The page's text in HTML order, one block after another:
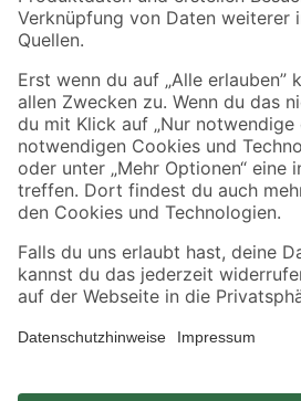
Sicher einkaufen
Jetzt die toom-App herunterladen
Alle Preisangaben in EUR inkl. gesetzl. MwSt.. Die
Umständen nicht in allen Märkten verfügbar. Die
sich auf den unter "Mein Markt" ausgewählten toom
*Paketversand ab 59 € versandkostenfrei, gilt nicht für
fallen zusätzliche Versandkosten an.